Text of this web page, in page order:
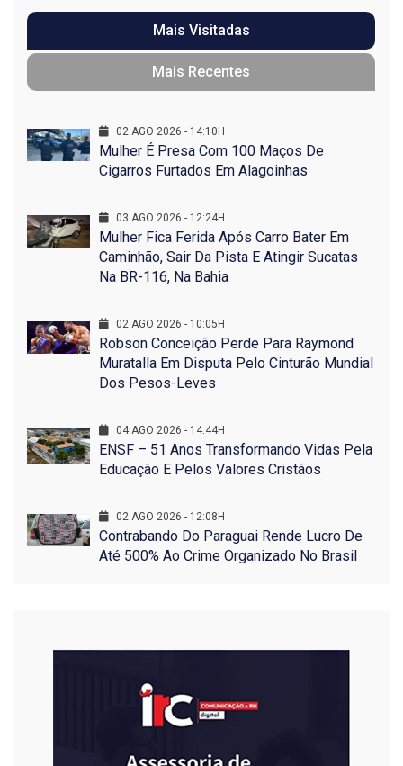
Mais Visitadas
Mais Recentes
02 AGO 2026 - 14:10H
Mulher É Presa Com 100 Maços De
Cigarros Furtados Em Alagoinhas
03 AGO 2026 - 12:24H
Mulher Fica Ferida Após Carro Bater Em
Caminhão, Sair Da Pista E Atingir Sucatas
Na BR-116, Na Bahia
02 AGO 2026 - 10:05H
Robson Conceição Perde Para Raymond
Muratalla Em Disputa Pelo Cinturão Mundial
Dos Pesos-Leves
04 AGO 2026 - 14:44H
ENSF – 51 Anos Transformando Vidas Pela
Educação E Pelos Valores Cristãos
02 AGO 2026 - 12:08H
Contrabando Do Paraguai Rende Lucro De
Até 500% Ao Crime Organizado No Brasil